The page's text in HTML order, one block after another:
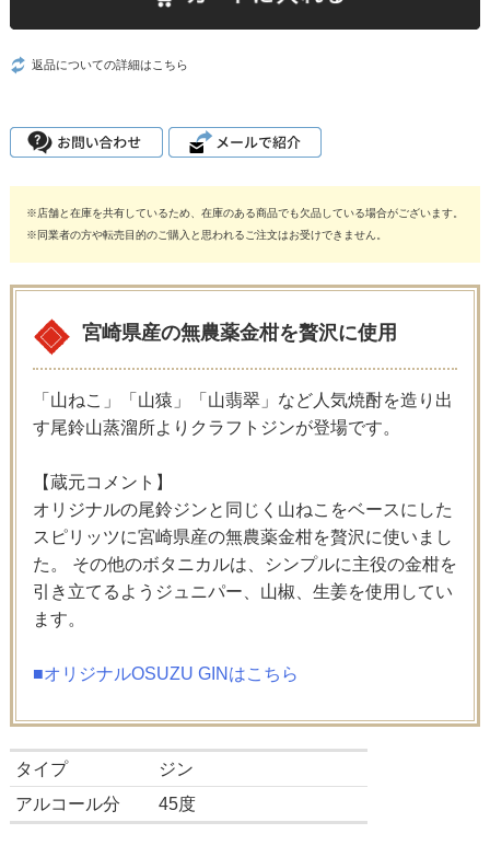
返品についての詳細はこちら
※店舗と在庫を共有しているため、在庫のある商品でも欠品している場合がございます。
※同業者の方や転売目的のご購入と思われるご注文はお受けできません。
宮崎県産の無農薬金柑を贅沢に使用
「山ねこ」「山猿」「山翡翠」など人気焼酎を造り出
す尾鈴山蒸溜所よりクラフトジンが登場です。
【蔵元コメント】
オリジナルの尾鈴ジンと同じく山ねこをベースにした
スピリッツに宮崎県産の無農薬金柑を贅沢に使いまし
た。 その他のボタニカルは、シンプルに主役の金柑を
引き立てるようジュニパー、山椒、生姜を使用してい
ます。
■オリジナルOSUZU GINはこちら
タイプ
ジン
アルコール分
45度